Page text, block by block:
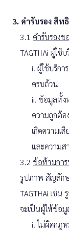
3. คำรับรอง สิท
3.1 คำรับรองข
TAGTHAi ผู้ใช้
i. ผู้ใช้บริก
ครบถ้วน
ii. ข้อมูลทั้ง
ความถูกต้
เกิดความเ
และความส
3.2 ข้อห้ามกา
รูปภาพ สัญลัก
TAGTHAi เช่น
จะเป็นผู้ให้ข้อ
i. ไม่ผิดกฎ